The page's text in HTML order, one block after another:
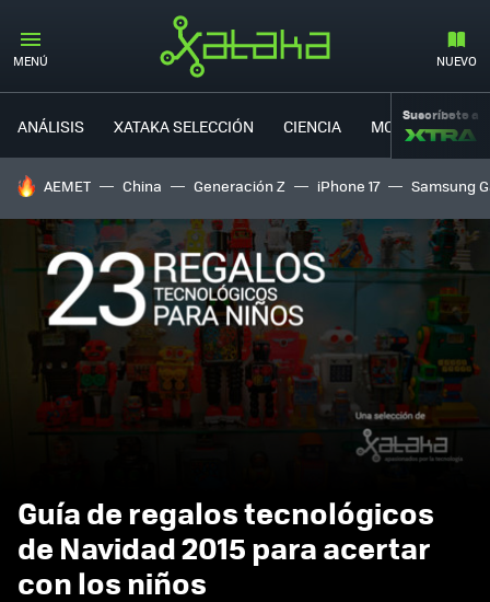
MENÚ NUEVO
ANÁLISIS XATAKA SELECCIÓN CIENCIA MOVILIDAD
Suscríbete a
HOY SE HABLA DE
AEMET China Generación Z iPhone 17 Samsung
Guía de regalos tecnológicos
de Navidad 2015 para acertar
con los niños